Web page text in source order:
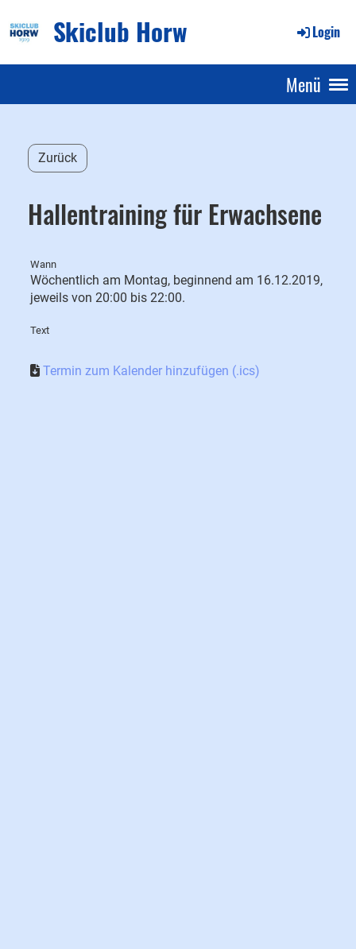
Skiclub Horw Login
Menü
Zurück
Hallentraining für Erwachsene
Wann
Wöchentlich am Montag, beginnend am 16.12.2019,
jeweils von 20:00 bis 22:00.
Text
Termin zum Kalender hinzufügen (.ics)